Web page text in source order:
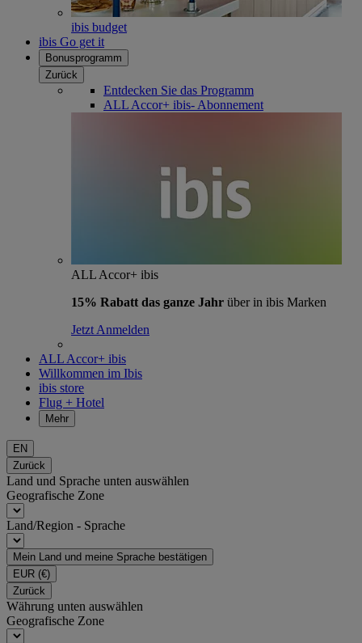
ibis budget
ibis Go get it
Bonusprogramm
Zurück
Entdecken Sie das Programm
ALL Accor+ ibis- Abonnement
ALL Accor+ ibis
15% Rabatt das ganze Jahr über in ibis Marken
Jetzt Anmelden
ALL Accor+ ibis
Willkommen im Ibis
ibis store
Flug + Hotel
Mehr
EN
Zurück
Land und Sprache unten auswählen
Geografische Zone
Land/Region - Sprache
Mein Land und meine Sprache bestätigen
EUR (€)
Zurück
Währung unten auswählen
Geografische Zone